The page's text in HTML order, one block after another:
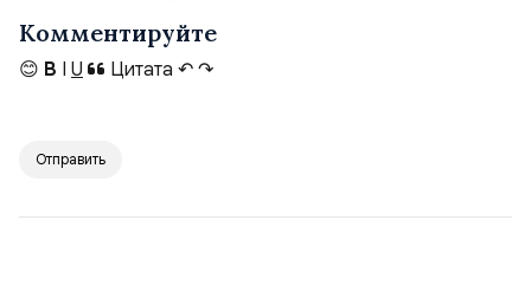
Комментируйте
😊 B I U Цитата ↶ ↷
Отправить